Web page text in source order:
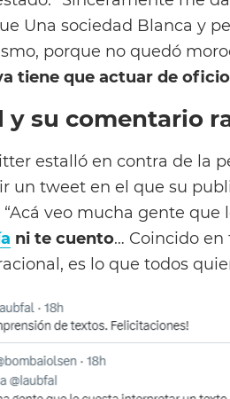
Una sociedad Blanca y
porque no quedó
tiene que actuar de
y su comentario
estalló en contra de la
un tweet en el que su
veo mucha gente
ni te cuento… Coincido en
es lo que todos